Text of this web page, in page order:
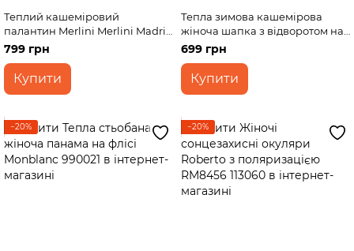
Теплий кашеміровий
палантин Merlini Merlini Madrid
444024 Рожевий 185*60 см
799 грн
Купити
Тепла зимова кашемірова
жіноча шапка з відворотом на
флісовій підкладці DeMari
500123
699 грн
Купити
−20% −20%